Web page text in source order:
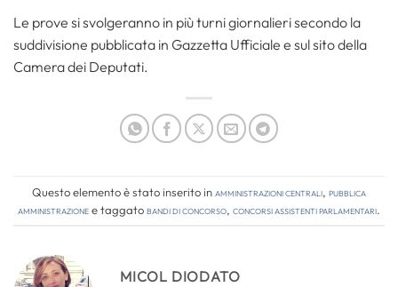
Le prove si svolgeranno in più turni giornalieri secondo la
suddivisione pubblicata in Gazzetta Ufficiale e sul sito della
Camera dei Deputati.
Questo elemento è stato inserito in Amministrazioni Centrali, Pubblica
amministrazionee taggatobandi di concorso, concorsi assistenti parlamentari.
MICOL DIODATO